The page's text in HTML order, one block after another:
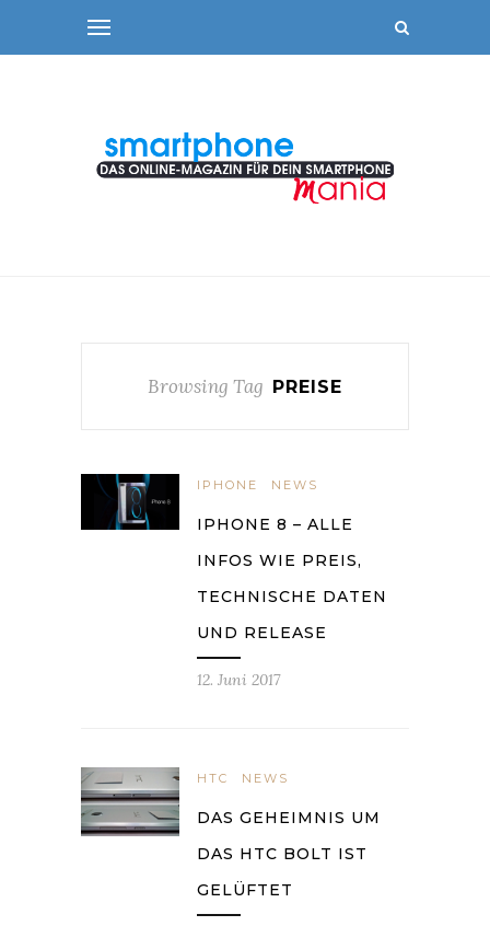
Browsing Tag PREISE
IPHONE NEWS
IPHONE 8 – ALLE
INFOS WIE PREIS,
TECHNISCHE DATEN
UND RELEASE
12. Juni 2017
HTC NEWS
DAS GEHEIMNIS UM
DAS HTC BOLT IST
GELÜFTET